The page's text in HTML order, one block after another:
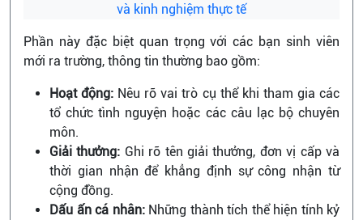
và kinh nghiệm thực tế
Phần này đặc biệt quan trọng với các bạn sinh viên
mới ra trường, thông tin thường bao gồm:
Hoạt động: Nêu rõ vai trò cụ thể khi tham gia các
tổ chức tình nguyện hoặc các câu lạc bộ chuyên
môn.
Giải thưởng: Ghi rõ tên giải thưởng, đơn vị cấp và
thời gian nhận để khẳng định sự công nhận từ
cộng đồng.
Dấu ấn cá nhân:Những thành tích thể hiện tính kỷ